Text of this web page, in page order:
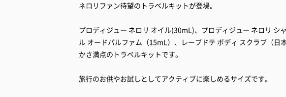
ネロリファン待望のトラベルキットが登場。
プロディジュー ネロリ オイル(30mL)、プロディジュー ネロリ シ
ル オードパルファム（15mL）、レーブドテ ボディ スクラブ（
かさ満点のトラベルキットです。
旅行のお供やお試しとしてアクティブに楽しめるサイズです。